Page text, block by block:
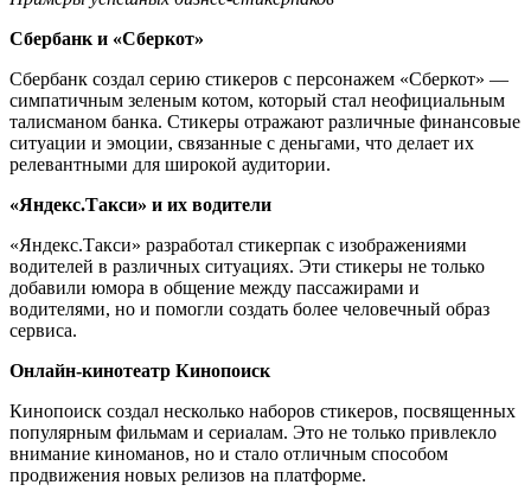
Сбербанк и «Сберкот»
Сбербанк создал серию стикеров с персонажем «Сберкот» —
симпатичным зеленым котом, который стал неофициальным
талисманом банка. Стикеры отражают различные финансовые
ситуации и эмоции, связанные с деньгами, что делает их
релевантными для широкой аудитории.
«Яндекс.Такси» и их водители
«Яндекс.Такси» разработал стикерпак с изображениями
водителей в различных ситуациях. Эти стикеры не только
добавили юмора в общение между пассажирами и
водителями, но и помогли создать более человечный образ
сервиса.
Онлайн-кинотеатр Кинопоиск
Кинопоиск создал несколько наборов стикеров, посвященных
популярным фильмам и сериалам. Это не только привлекло
внимание киноманов, но и стало отличным способом
продвижения новых релизов на платформе.